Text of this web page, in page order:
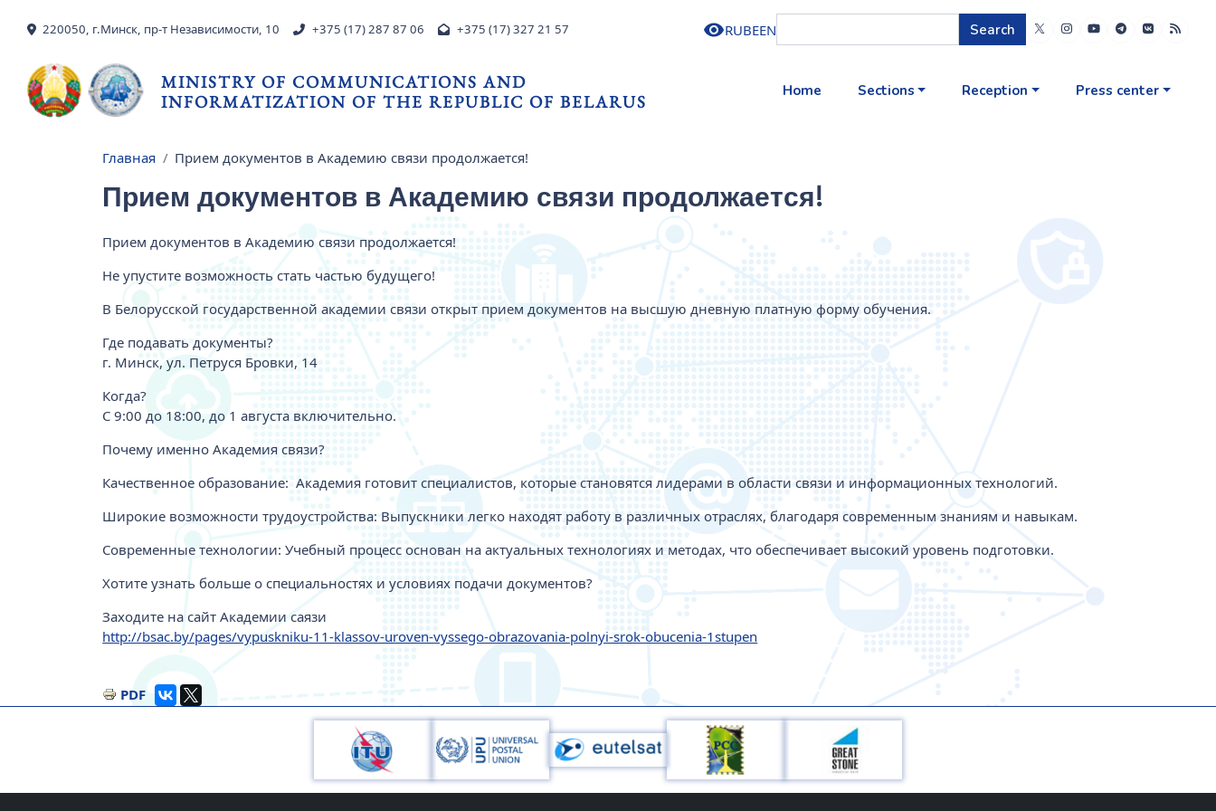
220050, г.Минск, пр-т Независимости, 10 +375 (17) 287 87 06 +375 (17) 327 21 57 RUBEEN Search
MINISTRY OF COMMUNICATIONS AND
INFORMATIZATION OF THE REPUBLIC OF BELARUS
Home Sections Reception Press center
Breadcrumb
Главная Прием документов в Академию связи продолжается!
Прием документов в Академию связи продолжается!
Прием документов в Академию связи продолжается!
Не упустите возможность стать частью будущего!
В Белорусской государственной академии связи открыт прием документов на высшую дневную платную форму обучения.
Где подавать документы?
г. Минск, ул. Петруся Бровки, 14
Когда?
С 9:00 до 18:00, до 1 августа включительно.
Почему именно Академия связи?
Качественное образование: Академия готовит специалистов, которые становятся лидерами в области связи и информационных технологий.
Широкие возможности трудоустройства: Выпускники легко находят работу в различных отраслях, благодаря современным знаниям и навыкам.
Современные технологии: Учебный процесс основан на актуальных технологиях и методах, что обеспечивает высокий уровень подготовки.
Хотите узнать больше о специальностях и условиях подачи документов?
Заходите на сайт Академии саязи
http://bsac.by/pages/vypuskniku-11-klassov-uroven-vyssego-obrazovania-polnyi-srok-obucenia-1stupen
PDF